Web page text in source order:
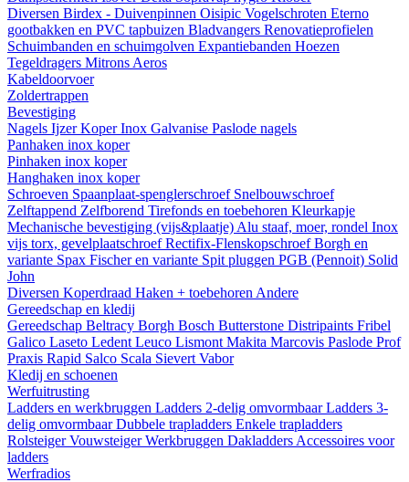
Diversen Birdex - Duivenpinnen Oisipic Vogelschroten Eterno
gootbakken en PVC tapbuizen Bladvangers Renovatieprofielen
Schuimbanden en schuimgolven Expantiebanden Hoezen
Tegeldragers Mitrons Aeros
Kabeldoorvoer
Zoldertrappen
Bevestiging
Nagels IjzerKoperInox Galvanise Paslode nagels
Panhaken inox koper
Pinhaken inox koper
Hanghaken inox koper
Schroeven Spaanplaat-spenglerschroef Snelbouwschroef
Zelftappend Zelfborend Tirefonds en toebehoren Kleurkapje
Mechanische bevestiging (vijs&plaatje) Alu staaf, moer, rondel Inox
vijs torx, gevelplaatschroefRectifix-FlenskopschroefBorgh en
variante Spax Fischer en variante Spit pluggen PGB (Pennoit) Solid
John
Diversen Koperdraad Haken + toebehoren Andere
Gereedschap en kledij
Gereedschap Beltracy Borgh Bosch Butterstone Distripaints Fribel
Galico Laseto Ledent Leuco Lismont Makita Marcovis Paslode Prof
Praxis Rapid Salco Scala Sievert Vabor
Kledij en schoenen
Werfuitrusting
Ladders en werkbruggen Ladders 2-delig omvormbaarLadders 3-
delig omvormbaarDubbele trapladders Enkele trapladders
RolsteigerVouwsteigerWerkbruggen Dakladders Accessoires voor
ladders
Werfradios